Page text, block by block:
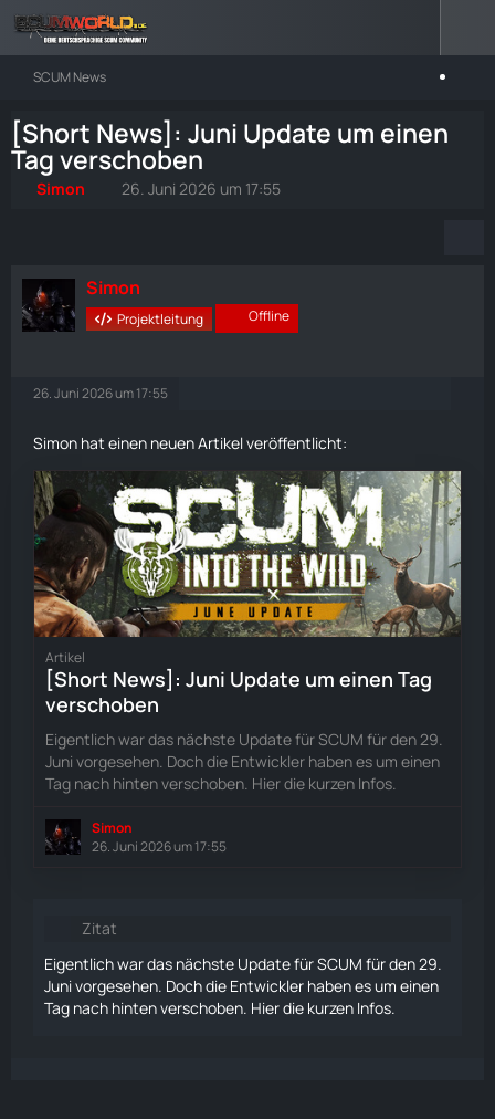
SCUM News
[Short News]: Juni Update um einen
Tag verschoben
Simon 26. Juni 2026 um 17:55
Simon
Projektleitung Offline
26. Juni 2026 um 17:55
Simon hat einen neuen Artikel veröffentlicht:
Artikel
[Short News]: Juni Update um einen Tag
verschoben
Eigentlich war das nächste Update für SCUM für den 29.
Juni vorgesehen. Doch die Entwickler haben es um einen
Tag nach hinten verschoben. Hier die kurzen Infos.
Simon
26. Juni 2026 um 17:55
Zitat
Eigentlich war das nächste Update für SCUM für den 29.
Juni vorgesehen. Doch die Entwickler haben es um einen
Tag nach hinten verschoben. Hier die kurzen Infos.